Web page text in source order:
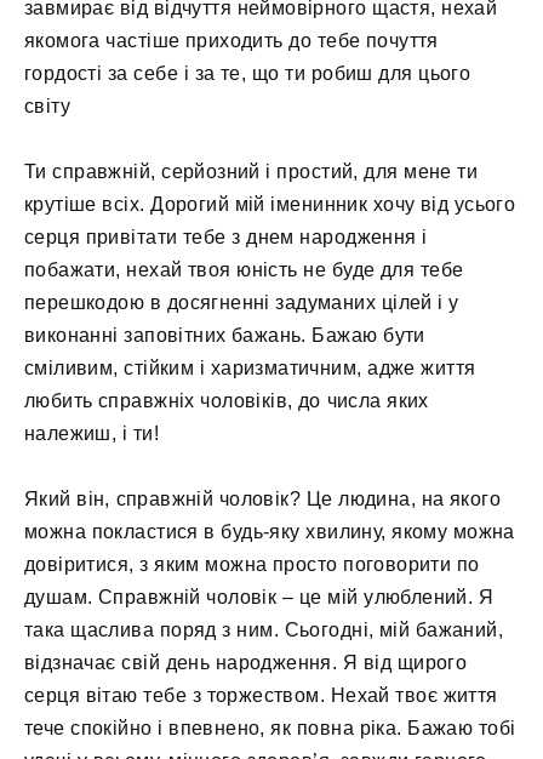
завмирає від відчуття неймовірного щастя, нехай
якомога частіше приходить до тебе почуття
гордості за себе і за те, що ти робиш для цього
світу
Ти справжній, серйозний і простий, для мене ти
крутіше всіх. Дорогий мій іменинник хочу від усього
серця привітати тебе з днем ​​народження і
побажати, нехай твоя юність не буде для тебе
перешкодою в досягненні задуманих цілей і у
виконанні заповітних бажань. Бажаю бути
сміливим, стійким і харизматичним, адже життя
любить справжніх чоловіків, до числа яких
належиш, і ти!
Який він, справжній чоловік? Це людина, на якого
можна покластися в будь-яку хвилину, якому можна
довіритися, з яким можна просто поговорити по
душам. Справжній чоловік – це мій улюблений. Я
така щаслива поряд з ним. Сьогодні, мій бажаний,
відзначає свій день народження. Я від щирого
серця вітаю тебе з торжеством. Нехай твоє життя
тече спокійно і впевнено, як повна ріка. Бажаю тобі